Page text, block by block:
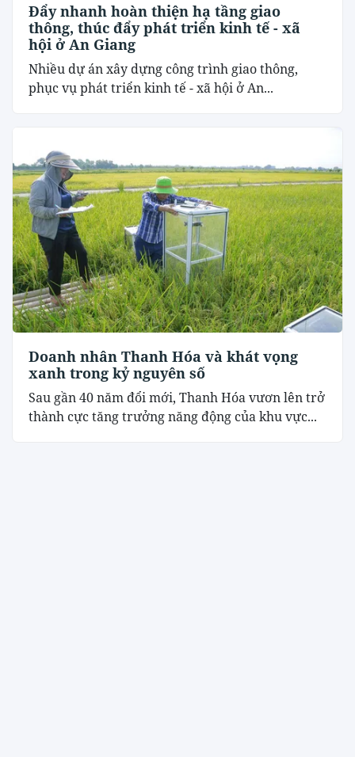
Đẩy nhanh hoàn thiện hạ tầng giao
thông, thúc đẩy phát triển kinh tế - xã
hội ở An Giang
Nhiều dự án xây dựng công trình giao thông,
phục vụ phát triển kinh tế - xã hội ở An...
Doanh nhân Thanh Hóa và khát vọng
xanh trong kỷ nguyên số
Sau gần 40 năm đổi mới, Thanh Hóa vươn lên trở
thành cực tăng trưởng năng động của khu vực...